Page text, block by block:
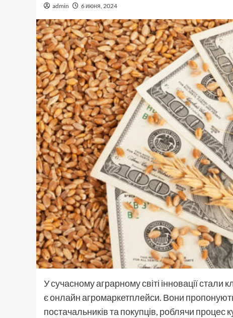
admin 6 июня, 2024
У сучасному аграрному світі інновації
є онлайн агромаркетплейси. Вони
постачальників та покупців, роблячи процес